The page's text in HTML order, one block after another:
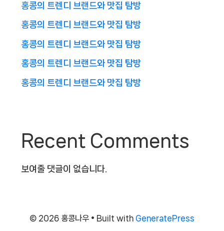
홍콩의 트렌디 브랜드와 맛집 탐방
홍콩의 트렌디 브랜드와 맛집 탐방
홍콩의 트렌디 브랜드와 맛집 탐방
홍콩의 트렌디 브랜드와 맛집 탐방
홍콩의 트렌디 브랜드와 맛집 탐방
Recent Comments
보여줄 댓글이 없습니다.
© 2026 홍콩나우 • Built with GeneratePress